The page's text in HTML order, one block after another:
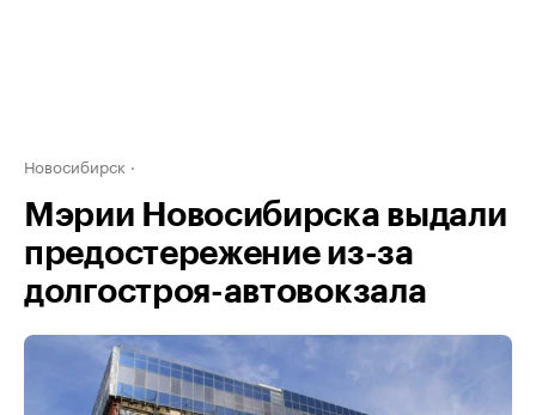
Новосибирск
Мэрии Новосибирска выдали
предостережение из-за
долгостроя-автовокзала